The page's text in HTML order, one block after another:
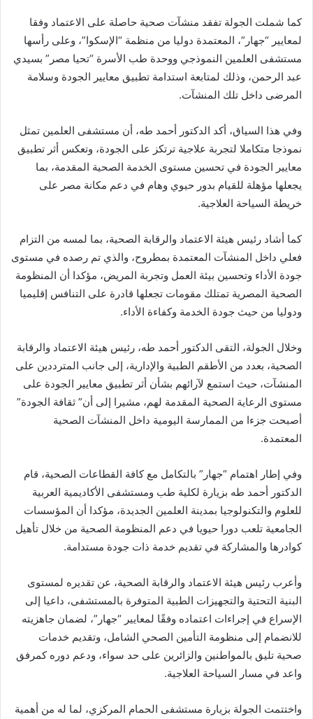
كما شملت الجولة تفقد منشآت صحية حاصلة على الاعتماد وفقا
لمعايير “جهار”، المعتمدة دوليا من منظمة “الإسكوا”، وعلى رأسها
مستشفى العلمين النموذجي ووحدة طب الأسرة “تحيا مصر” بسيدي
عبد الرحمن، وذلك لمتابعة استدامة تطبيق معايير الجودة وسلامة
المرضى داخل تلك المنشآت.
وفي هذا السياق، أكد الدكتور أحمد طه، أن مستشفى العلمين تمثل
نموذجا متكاملا لتجربة علاجية ترتكز على الجودة، وتعكس أثر تطبيق
معايير الجودة في تحسين مستوى الخدمة الصحية المقدمة، بما
يجعلها مؤهلة للقيام بدور حيوي وهام في دعم مكانة مصر على
خريطة السياحة العلاجية.
كما أشاد رئيس هيئة الاعتماد والرقابة الصحية، بما لمسه من التزام
فعلي داخل المنشآت المعتمدة بمطروح، والذي تم رصده في مستوى
جودة الأداء وتحسين بيئة العمل وتجربة المريض، مؤكدا أن المنظومة
الصحية المصرية تمتلك مقومات تجعلها قادرة على التنافس إقليميا
ودوليا من حيث جودة الخدمة وكفاءة الأداء.
وخلال الجولة، التقى الدكتور أحمد طه، رئيس هيئة الاعتماد والرقابة
الصحية، بعدد من الأطقم الطبية والإدارية، إلى جانب المترددين على
المنشآت، حيث استمع لآرائهم بشأن أثر تطبيق معايير الجودة على
مستوى الرعاية الصحية المقدمة لهم، مشيرا إلى أن” ثقافة الجودة”
أصبحت جزءا من الممارسة اليومية داخل المنشآت الصحية
المعتمدة.
وفي إطار اهتمام “جهار” بالتكامل مع كافة القطاعات الصحية، قام
الدكتور أحمد طه بزيارة لكلية طب ومستشفى الأكاديمية العربية
للعلوم والتكنولوجيا بمدينة العلمين الجديدة، مؤكدا أن المؤسسات
الجامعية تلعب دورا حيويا في دعم المنظومة الصحية من خلال تأهيل
كوادرها والمشاركة في تقديم خدمة ذات جودة مستدامة.
وأعرب رئيس هيئة الاعتماد والرقابة الصحية، عن تقديره لمستوى
البنية التحتية والتجهيزات الطبية المتوفرة بالمستشفى، داعيا إلى
الإسراع في إجراءات اعتماده وفقًا لمعايير “جهار”، لضمان جاهزيته
للانضمام إلى منظومة التأمين الصحي الشامل، وتقديم خدمات
صحية تليق بالمواطنين والزائرين على حد سواء، ودعم دوره كمرفق
واعد في مسار السياحة العلاجية.
واختتمت الجولة بزيارة مستشفى الحمام المركزي، لما له من أهمية